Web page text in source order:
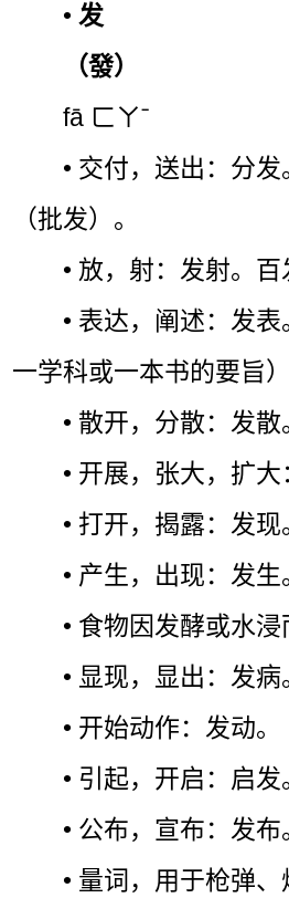
•发
（發）
fā ㄈㄚˉ
• 交付，送出：分
（批发）。
• 放，射：发射。百
• 表达，阐述：发
一学科或一本书的要旨）
• 散开，分散：发散
• 开展，张大，扩大
• 打开，揭露：发现
• 产生，出现：发生
• 食物因发酵或水浸
• 显现，显出：发病
• 开始动作：发动。
• 引起，开启：启发
• 公布，宣布：发布
• 量词，用于枪弹、